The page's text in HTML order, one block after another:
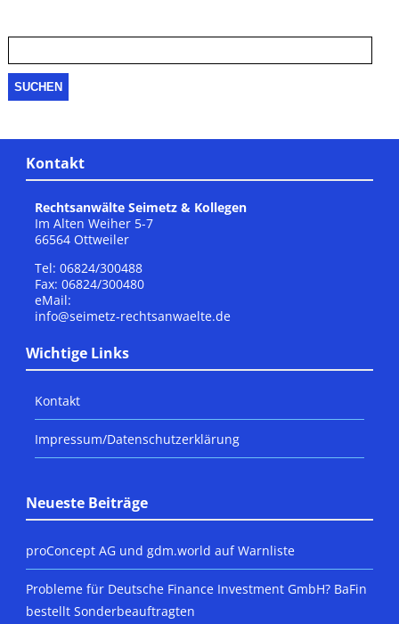
nach:
Kontakt
Rechtsanwälte Seimetz & Kollegen
Im Alten Weiher 5-7
66564 Ottweiler
Tel: 06824/300488
Fax: 06824/300480
eMail:
info@seimetz-rechtsanwaelte.de
Wichtige Links
Kontakt
Impressum/Datenschutzerklärung
Neueste Beiträge
proConcept AG und gdm.world auf Warnliste
Probleme für Deutsche Finance Investment GmbH? BaFin
bestellt Sonderbeauftragten